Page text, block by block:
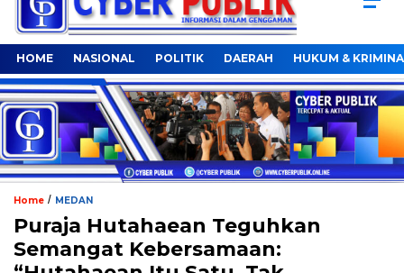
HOME NASIONAL POLITIK DAERAH HUKUM &
Home / MEDAN
‎Puraja Hutahaean Teguhkan
Semangat Kebersamaan: